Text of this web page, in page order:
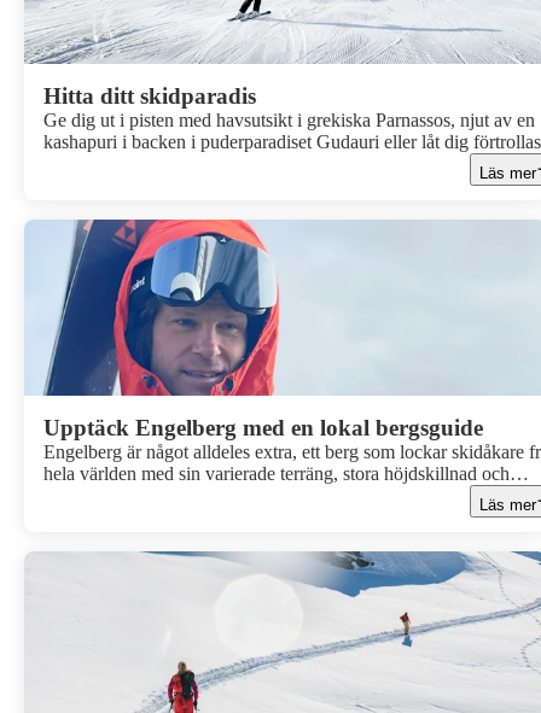
Hitta ditt skidparadis
Ge dig ut i pisten med havsutsikt i grekiska Parnassos, njut av en
kashapuri i backen i puderparadiset Gudauri eller låt dig
Kappadokiens moderna skidresort Erciyes vulkaniska
magiska grottor och luftballonger. Apollo presenterar fem unika
Läs mer
Upptäck Engelberg med en lokal bergsguide
Engelberg är något alldeles extra, ett berg som lockar skidåkare
hela världen med sin varierade terräng, stora höjdskillnad och
legendariska offpiståkning. Upplevelsen blir ännu bättre
med någon som känner berget utan och innan. Här delar Tobias
bästa tips, favoritområden och tankar om skidåkning i ett av
Alpernas mest mytomspunna skidområden.
Läs mer